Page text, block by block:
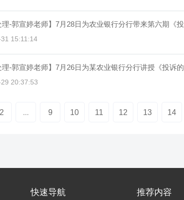
理-郭宣婷老师】7月28日为农业银行分行带来第六期《
15:11:14
理-郭宣婷老师】7月26日为某农业银行分行讲授《投诉
20:37:53
2 ... 9 10 11 12 13 14
快速导航 推荐内容